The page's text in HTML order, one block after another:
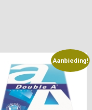
Aanbieding!